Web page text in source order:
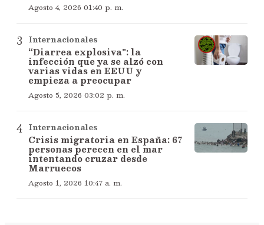
Agosto 4, 2026 01:40 p. m.
Internacionales
“Diarrea explosiva": la
infección que ya se alzó con
varias vidas en EEUU y
empieza a preocupar
Agosto 5, 2026 03:02 p. m.
Internacionales
Crisis migratoria en España: 67
personas perecen en el mar
intentando cruzar desde
Marruecos
Agosto 1, 2026 10:47 a. m.